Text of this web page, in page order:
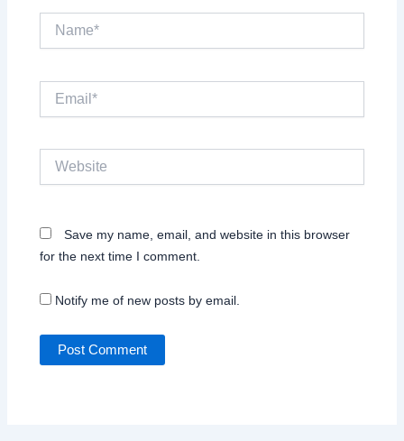
Name*
Website
Save my name, email, and website in this browser
for the next time I comment.
Notify me of new posts by email.